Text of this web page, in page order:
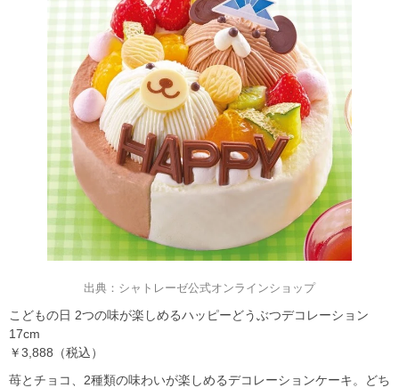
出典：シャトレーゼ公式オンラインショップ
こどもの日 2つの味が楽しめるハッピーどうぶつデコレーション
17cm
￥3,888（税込）
苺とチョコ、2種類の味わいが楽しめるデコレーションケーキ。どち